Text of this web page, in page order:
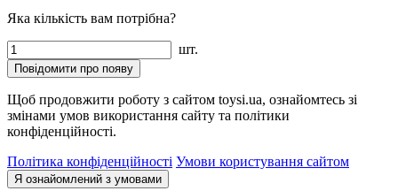
Яка кількість вам потрібна?
шт.
Повідомити про появу
Щоб продовжити роботу з сайтом toysi.ua, ознайомтесь зі
змінами умов використання сайту та політики
конфіденційності.
Політика конфіденційності Умови користування сайтом
Я ознайомлений з умовами